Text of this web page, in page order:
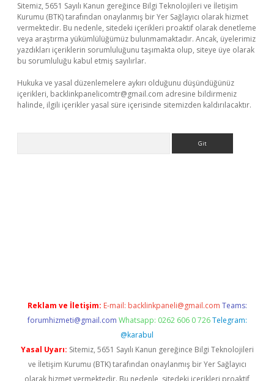
Sitemiz, 5651 Sayılı Kanun gereğince Bilgi Teknolojileri ve İletişim
Kurumu (BTK) tarafından onaylanmış bir Yer Sağlayıcı olarak hizmet
vermektedir. Bu nedenle, sitedeki içerikleri proaktif olarak denetleme
veya araştırma yükümlülüğümüz bulunmamaktadır. Ancak, üyelerimiz
yazdıkları içeriklerin sorumluluğunu taşımakta olup, siteye üye olarak
bu sorumluluğu kabul etmiş sayılırlar.
Hukuka ve yasal düzenlemelere aykırı olduğunu düşündüğünüz
içerikleri, backlinkpanelicomtr@gmail.com adresine bildirmeniz
halinde, ilgili içerikler yasal süre içerisinde sitemizden kaldırılacaktır.
Reklam ve İletişim: E-mail: backlinkpaneli@gmail.com Teams:
forumhizmeti@gmail.com Whatsapp: 0262 606 0 726 Telegram:
@karabul
Yasal Uyarı: Sitemiz, 5651 Sayılı Kanun gereğince Bilgi Teknolojileri
ve İletişim Kurumu (BTK) tarafından onaylanmış bir Yer Sağlayıcı
olarak hizmet vermektedir. Bu nedenle, sitedeki içerikleri proaktif